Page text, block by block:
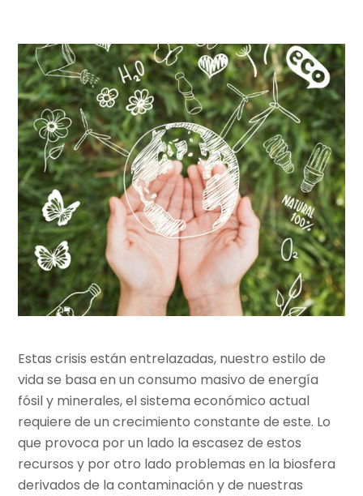
Estas crisis están entrelazadas, nuestro estilo de
vida se basa en un consumo masivo de energía
fósil y minerales, el sistema económico actual
requiere de un crecimiento constante de este. Lo
que provoca por un lado la escasez de estos
recursos y por otro lado problemas en la biosfera
derivados de la contaminación y de nuestras